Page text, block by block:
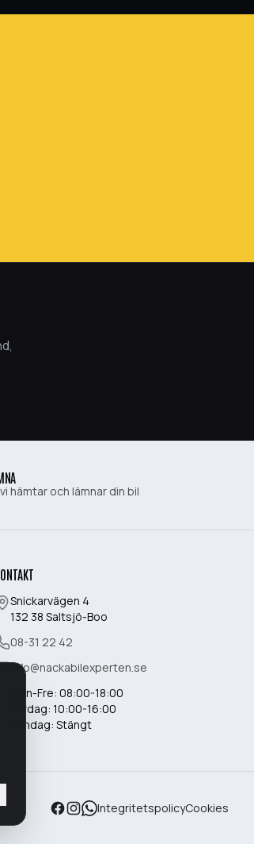
hämtar och lämnar din bil
Snickarvägen 4
132 38 Saltsjö-Boo
08-31 22 42
info@nackabilexperten.se
Mån-Fre: 08:00-18:00
Lördag: 10:00-16:00
Söndag: Stängt
IntegritetspolicyCookies